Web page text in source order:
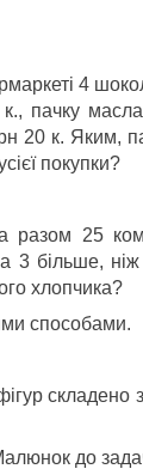
4
пачку
20 к. Яким,
покупки?
25
3 більше,
хлопчика?
способами.
складено